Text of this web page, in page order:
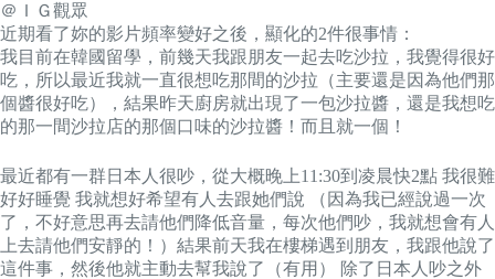
＠ＩＧ觀眾
近期看了妳的影片頻率變好之後，顯化的2件很事情：
我目前在韓國留學，前幾天我跟朋友一起去吃沙拉，我覺得很好
吃，所以最近我就一直很想吃那間的沙拉（主要還是因為他們那
個醬很好吃），結果昨天廚房就出現了一包沙拉醬，還是我想吃
的那一間沙拉店的那個口味的沙拉醬！而且就一個！
最近都有一群日本人很吵，從大概晚上11:30到凌晨快2點 我很難
好好睡覺 我就想好希望有人去跟她們說 （因為我已經說過一次
了，不好意思再去請他們降低音量，每次他們吵，我就想會有人
上去請他們安靜的！）結果前天我在樓梯遇到朋友，我跟他說了
這件事，然後他就主動去幫我說了（有用） 除了日本人吵之外